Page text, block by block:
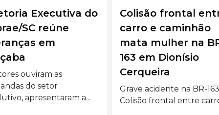
frontal entre
e caminhão
mulher na BR-
Dionísio
acidente na BR-163:
frontal entre carro e...
Com 60% de
de sobreviver,
vence hérnia
diafragmática e
emociona família
Treze Tílias
O bebê Pedro Brustolin